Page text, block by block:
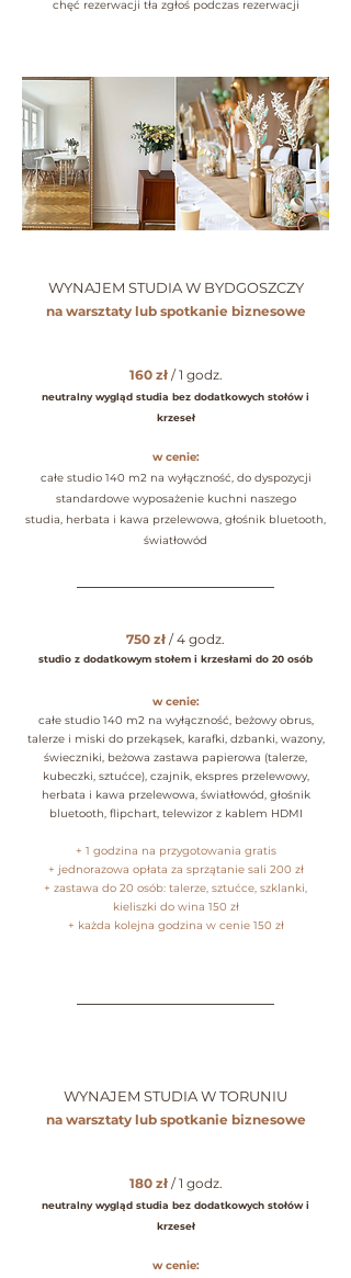
chęć rezerwacji tła zgłoś podczas rezerwacji
WYNAJEM STUDIA W BYDGOSZCZY
na warsztaty lub spotkanie biznesowe
160 zł / 1 godz.
neutralny wygląd studia bez dodatkowych stołów i
krzeseł
w cenie:
całe studio 140 m2 na wyłączność, do dyspozycji
standardowe wyposażenie kuchni naszego
studia, herbata i kawa przelewowa, głośnik bluetooth,
światłowód
750 zł / 4 godz.
studio z dodatkowym stołem i krzesłami do 20 osób
w cenie:
całe studio 140 m2 na wyłączność, beżowy obrus,
talerze i miski do przekąsek, karafki, dzbanki, wazony,
świeczniki, beżowa zastawa papierowa (talerze,
kubeczki, sztućce), czajnik, ekspres przelewowy,
herbata i kawa przelewowa, światłowód, głośnik
bluetooth, flipchart, telewizor z kablem HDMI
+ 1 godzina na przygotowania gratis
+ jednorazowa opłata za sprzątanie sali 200 zł
+ zastawa do 20 osób: talerze, sztućce, szklanki,
kieliszki do wina 150 zł
+ każda kolejna godzina w cenie 150 zł
WYNAJEM STUDIA W TORUNIU
na warsztaty lub spotkanie biznesowe
180 zł / 1 godz.
neutralny wygląd studia bez dodatkowych stołów i
krzeseł
w cenie: